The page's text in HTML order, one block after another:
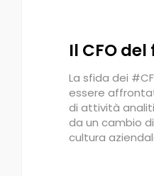
Il CFO
La sfida dei
essere
di attività
da un cambio
cultura